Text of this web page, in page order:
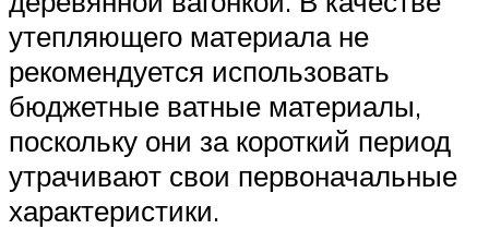
утепляющего материала не
рекомендуется использовать
бюджетные ватные материалы,
поскольку они за короткий период
утрачивают свои первоначальные
характеристики.